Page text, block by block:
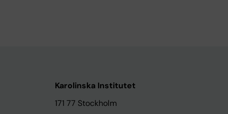
Karolinska Institutet
171 77 Stockholm